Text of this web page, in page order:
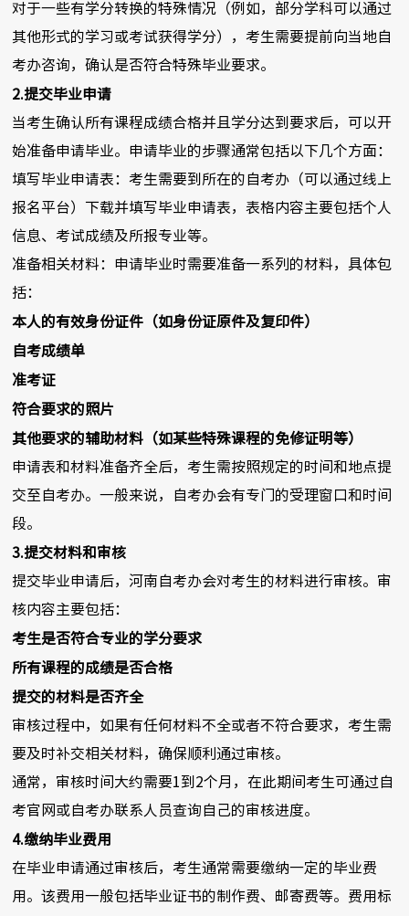
对于一些有学分转换的特殊情况（例如，部分学科可以通过
其他形式的学习或考试获得学分），考生需要提前向当地自
考办咨询，确认是否符合特殊毕业要求。
2.提交毕业申请
当考生确认所有课程成绩合格并且学分达到要求后，可以开
始准备申请毕业。申请毕业的步骤通常包括以下几个方面：
填写毕业申请表：考生需要到所在的自考办（可以通过线上
报名平台）下载并填写毕业申请表，表格内容主要包括个人
信息、考试成绩及所报专业等。
准备相关材料：申请毕业时需要准备一系列的材料，具体包
括：
本人的有效身份证件（如身份证原件及复印件）
自考成绩单
准考证
符合要求的照片
其他要求的辅助材料（如某些特殊课程的免修证明等）
申请表和材料准备齐全后，考生需按照规定的时间和地点提
交至自考办。一般来说，自考办会有专门的受理窗口和时间
段。
3.提交材料和审核
提交毕业申请后，河南自考办会对考生的材料进行审核。审
核内容主要包括：
考生是否符合专业的学分要求
所有课程的成绩是否合格
提交的材料是否齐全
审核过程中，如果有任何材料不全或者不符合要求，考生需
要及时补交相关材料，确保顺利通过审核。
通常，审核时间大约需要1到2个月，在此期间考生可通过自
考官网或自考办联系人员查询自己的审核进度。
4.缴纳毕业费用
在毕业申请通过审核后，考生通常需要缴纳一定的毕业费
用。该费用一般包括毕业证书的制作费、邮寄费等。费用标